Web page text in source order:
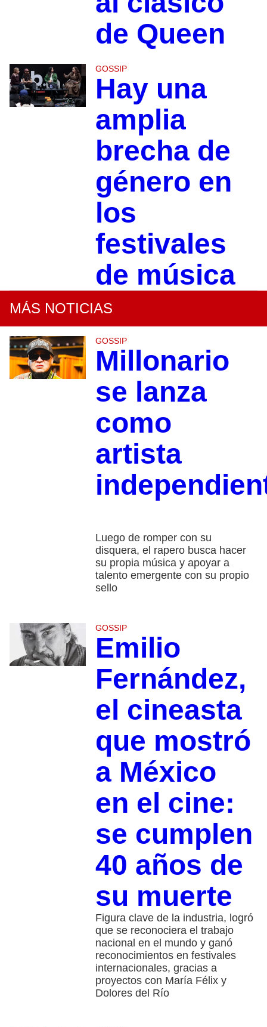
de Queen
GOSSIP
Hay una
amplia
brecha de
género en
los
festivales
de música
MÁS NOTICIAS
GOSSIP
Millonario
se lanza
como
artista
Luego de romper con su
disquera, el rapero busca hacer
su propia música y apoyar a
talento emergente con su propio
sello
GOSSIP
Emilio
Fernández,
el cineasta
que mostró
a México
en el cine:
se cumplen
40 años de
su muerte
Figura clave de la industria, logró
que se reconociera el trabajo
nacional en el mundo y ganó
reconocimientos en festivales
internacionales, gracias a
proyectos con María Félix y
Dolores del Río